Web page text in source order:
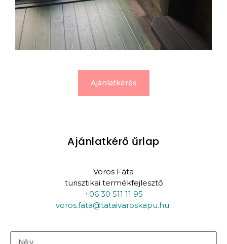
Ajánlatkérés
Ajánlatkérő űrlap
Vörös Fáta
turisztikai termékfejlesztő
+06 30 511 11 95
voros.fata@tataivaroskapu.hu